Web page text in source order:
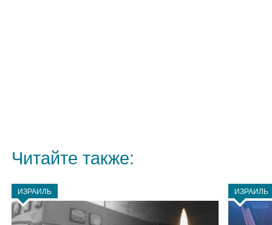
Читайте также:
ИЗРАИЛЬ ИЗРАИЛЬ